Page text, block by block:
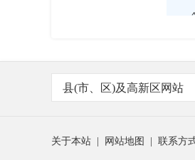
县(市、区)及高新区网站
关于本站 网站地图 联系方